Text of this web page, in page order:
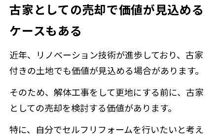
古家としての売却で価値が見込める
ケースもある
近年、リノベーション技術が進歩しており、古家
付きの土地でも価値が見込める場合があります。
そのため、解体工事をして更地にする前に、古家
としての売却を検討する価値があります。
特に、自分でセルフリフォームを行いたいと考え